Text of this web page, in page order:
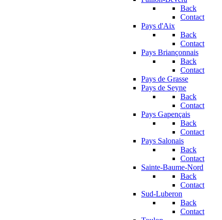
Back
Contact
Pays d'Aix
Back
Contact
Pays Briançonnais
Back
Contact
Pays de Grasse
Pays de Seyne
Back
Contact
Pays Gapençais
Back
Contact
Pays Salonais
Back
Contact
Sainte-Baume-Nord
Back
Contact
Sud-Luberon
Back
Contact